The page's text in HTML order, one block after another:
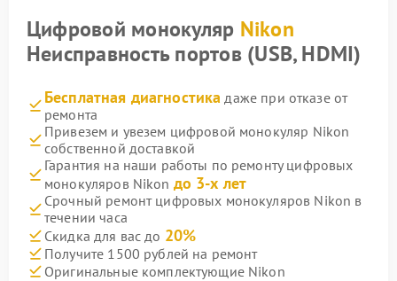
Цифровой монокуляр Nikon
Неисправность портов (USB, HDMI)
Бесплатная диагностика даже при отказе от
ремонта
Привезем и увезем цифровой монокуляр Nikon
собственной доставкой
Гарантия на наши работы по ремонту цифровых
монокуляров Nikon до 3-х лет
Срочный ремонт цифровых монокуляров Nikon в
течении часа
Скидка для вас до 20%
Получите 1500 рублей на ремонт
Оригинальные комплектующие Nikon